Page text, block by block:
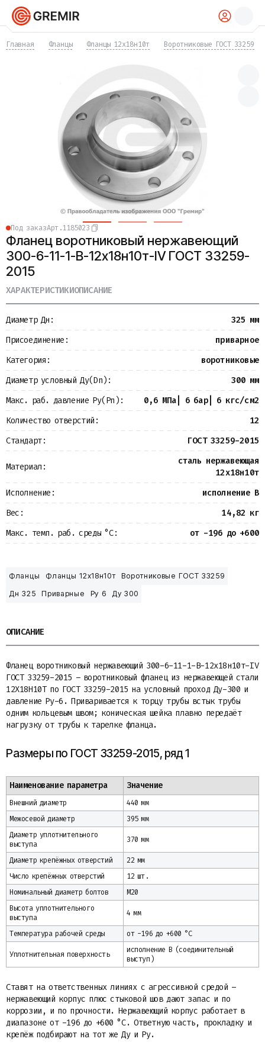
Переходы
Тройники
Заглушки
Задвижки
Компенсаторы
Фасонные части
Крепеж
Прокладки и уплотнения
Теплоизоляция
Металлопрокат
Измерительные приборы
Баки
Водомерные узлы
Запорная арматура
Главная Фланцы Фланцы 12х18н10т Воротниковые ГОСТ 33259
Под заказАрт.1185023
Фланец воротниковый нержавеющий
300-6-11-1-B-12х18н10т-IV ГОСТ 33259-
2015
ХАРАКТЕРИСТИКИОПИСАНИЕ
Диаметр Дн:
325 мм
Присоединение:
приварное
Категория:
воротниковые
Диаметр условный Ду(Dn):
300 мм
Макс. раб. давление Ру(Pn):
0,6 МПа| 6 бар| 6 кгс/см2
Количество отверстий:
12
Стандарт:
ГОСТ 33259-2015
Материал:
сталь нержавеющая
12х18н10т
Исполнение:
исполнение B
Вес:
14,82 кг
Макс. темп. раб. среды °С:
от -196 до +600
Фланцы Фланцы 12х18н10т
Воротниковые ГОСТ 33259
Дн 325
Приварные Ру 6 Ду 300
ОПИСАНИЕ
Фланец воротниковый нержавеющий 300-6-11-1-B-12х18н10т-IV
ГОСТ 33259-2015 – воротниковый фланец из нержавеющей стали
12Х18Н10Т по ГОСТ 33259-2015 на условный проход Ду-300 и
давление Ру-6. Приваривается к торцу трубы встык трубы
одним кольцевым швом; коническая шейка плавно передаёт
нагрузку от трубы к тарелке фланца.
Размеры по ГОСТ 33259-2015, ряд 1
Наименование параметра Значение
Внешний диаметр
440 мм
Межосевой диаметр
395 мм
Диаметр уплотнительного
выступа
370 мм
Диаметр крепёжных отверстий
22 мм
Число крепёжных отверстий
12 шт.
Номинальный диаметр болтов
М20
Высота уплотнительного
выступа
4 мм
Температура рабочей среды от -196 до +600 °C
Уплотнительная поверхность
исполнение B (соединительный
выступ)
Ставят на ответственных линиях с агрессивной средой –
нержавеющий корпус плюс стыковой шов дают запас и по
коррозии, и по прочности. Нержавеющий корпус работает в
диапазоне от -196 до +600 °С. Ответную часть, прокладку и
крепёж подбирают на тот же Ду и Ру.